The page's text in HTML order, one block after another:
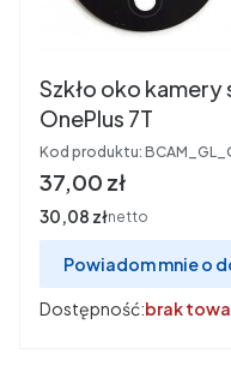
Szkło oko kamery
OnePlus 7T
Kod produktu:
Cena
37,00 zł
Cena
30,08 złnetto
Powiadom mnie o
Dostępność:brak